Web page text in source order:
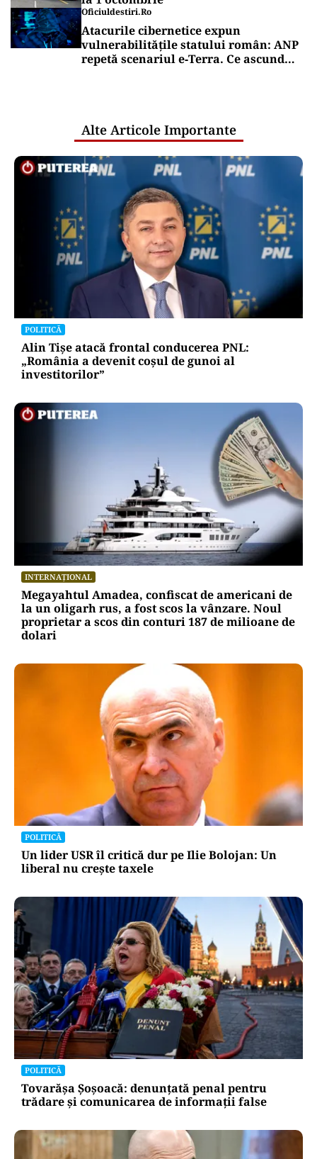
Oficiuldestiri.ro
Atacurile cibernetice expun
vulnerabilitățile statului român: ANP
repetă scenariul e‑Terra. Ce ascund
Alte Articole Importante
POLITICĂ
Alin Tișe atacă frontal conducerea PNL:
„România a devenit coșul de gunoi al
investitorilor”
INTERNAȚIONAL
Megayahtul Amadea, confiscat de americani de
la un oligarh rus, a fost scos la vânzare. Noul
proprietar a scos din conturi 187 de milioane de
dolari
POLITICĂ
Un lider USR îl critică dur pe Ilie Bolojan: Un
liberal nu crește taxele
POLITICĂ
Tovarășa Șoșoacă: denunțată penal pentru
trădare și comunicarea de informații false